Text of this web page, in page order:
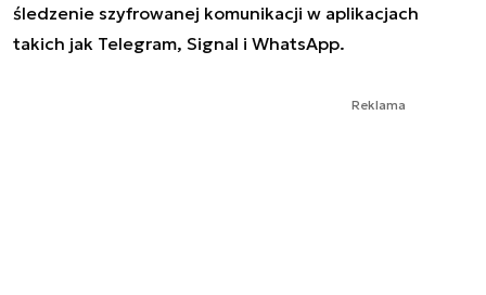
śledzenie szyfrowanej komunikacji w aplikacjach
takich jak Telegram, Signal i WhatsApp.
Reklama